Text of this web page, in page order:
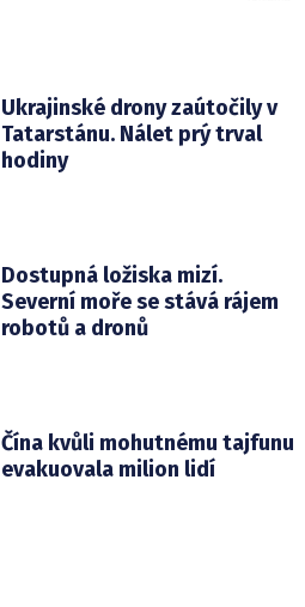
Ukrajinské drony zaútočily v
Tatarstánu. Nálet prý trval
hodiny
Dostupná ložiska mizí.
Severní moře se stává rájem
robotů a dronů
Čína kvůli mohutnému tajfunu
evakuovala milion lidí